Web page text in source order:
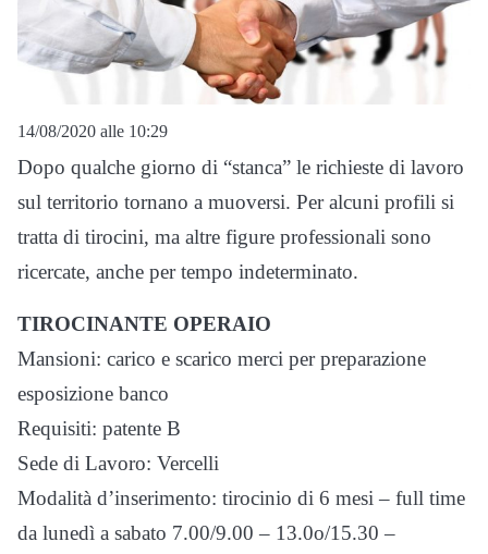
14/08/2020 alle 10:29
Dopo qualche giorno di “stanca” le richieste di lavoro
sul territorio tornano a muoversi. Per alcuni profili si
tratta di tirocini, ma altre figure professionali sono
ricercate, anche per tempo indeterminato.
TIROCINANTE OPERAIO
Mansioni: carico e scarico merci per preparazione
esposizione banco
Requisiti: patente B
Sede di Lavoro: Vercelli
Modalità d’inserimento: tirocinio di 6 mesi – full time
da lunedì a sabato 7.00/9.00 – 13.0o/15.30 –